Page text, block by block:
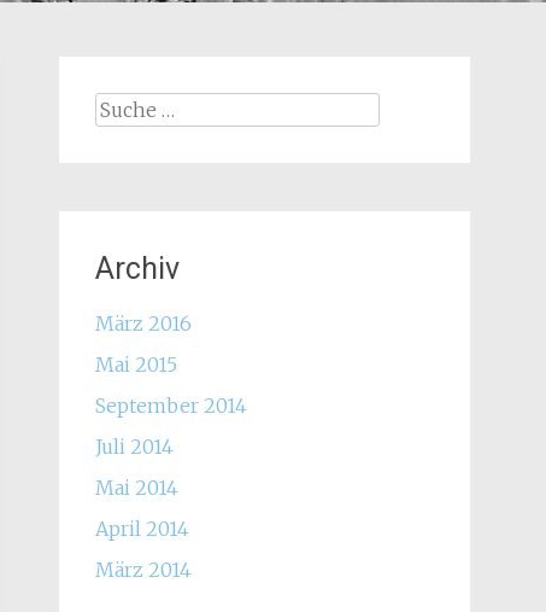
Suche
Archiv
März 2016
Mai 2015
September 2014
Juli 2014
Mai 2014
April 2014
März 2014